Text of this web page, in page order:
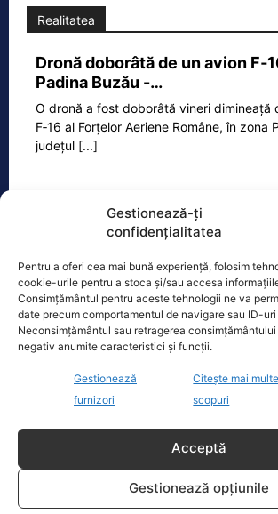
Gestionează-ți
confidențialitatea
Pentru a oferi cea mai bună experiență, folosim
cookie-urile pentru a stoca și/sau accesa
Consimțământul pentru aceste tehnologii ne va
date precum comportamentul de navigare sau ID-
Neconsimțământul sau retragerea
negativ anumite caracteristici și funcții.
Gestionează
furnizori
Citește mai
scopuri
Acceptă
Gestionează opțiunile
Realitatea
Dronă doborâtă de un avion
Padina Buzău -…
O dronă a fost doborâtă vineri dimineață
F‑16 al Forțelor Aeriene Române, în zona
județul [...]
Cristoiu: Cu Bolojan am ajuns
vremurile comunismului;
Invitat la Marius Tucă
Cristoiu susține că
de Ilie Bolojan privind